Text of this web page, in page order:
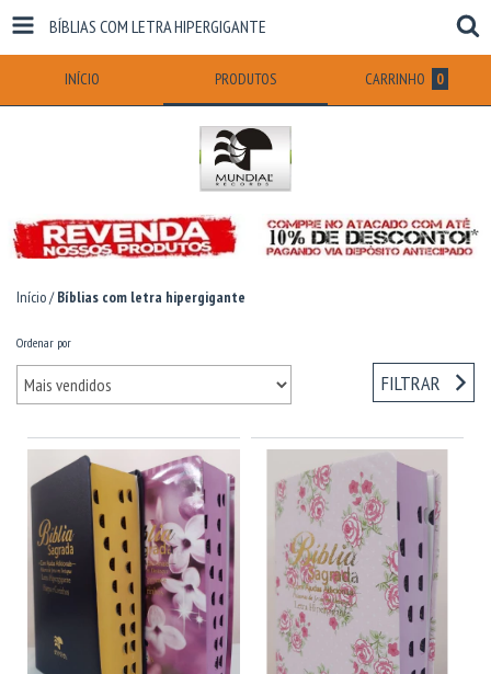
BÍBLIAS COM LETRA HIPERGIGANTE
INÍCIO PRODUTOS CARRINHO 0
Início/ Bíblias com letra hipergigante
Ordenar por
FILTRAR